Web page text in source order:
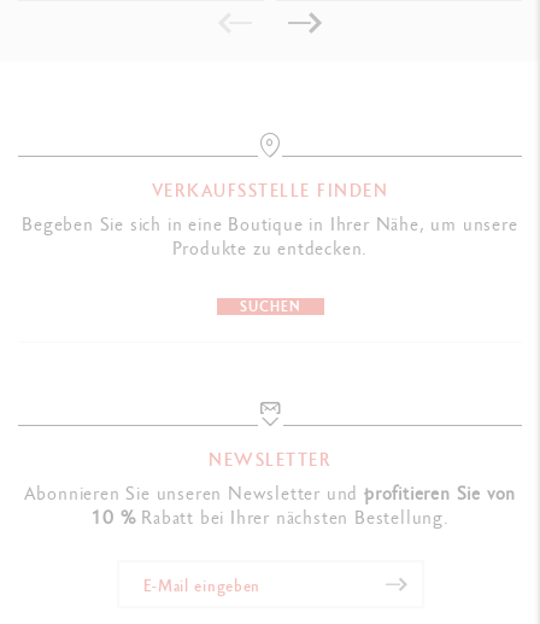
GESETZLICHE VORSCHRIFTEN
PRODUKTREFERENZ
VERKAUFSSTELLE FINDEN
Begeben Sie sich in eine Boutique in Ihrer Nähe, um unsere
Produkte zu entdecken.
SUCHEN
NEWSLETTER
Abonnieren Sie unseren Newsletter undprofitieren Sie von
10 %Rabatt bei Ihrer nächsten Bestellung.